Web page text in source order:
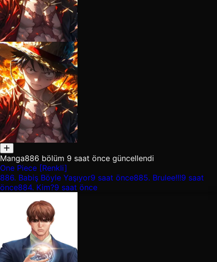
Manga886 bölüm 9 saat önce güncellendi
One Piece [Renkli]
886. Babiş Böyle Yaşıyor9 saat önce885. Brulee!!!9 saat
önce884. Kim?9 saat önce